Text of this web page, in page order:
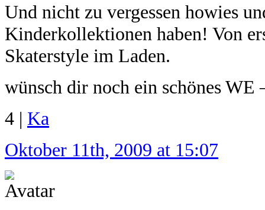
Und nicht zu vergessen howies
Kinderkollektionen haben! Von
Skaterstyle im Laden.
wünsch dir noch ein schönes WE
4 | Ka
Oktober 11th, 2009 at 15:07